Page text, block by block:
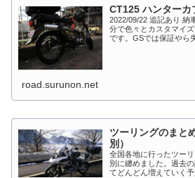
CT125 ハンターカ
2022/09/22 追記あり 納
分で色々とカスタマイ
です。GSでは保証やら
road.surunon.net
ツーリングのまと
別）
全国各地に行ったツー
別に纏めました。過去
てどんどん増えていく